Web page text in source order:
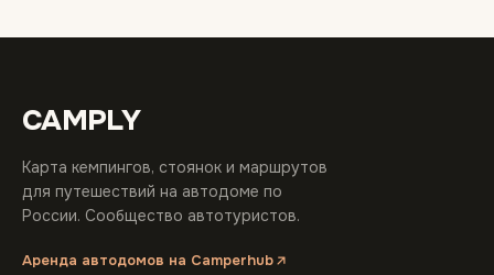
CAMPLY
Карта кемпингов, стоянок и маршрутов
для путешествий на автодоме по
России. Сообщество автотуристов.
Аренда автодомов на Camperhub